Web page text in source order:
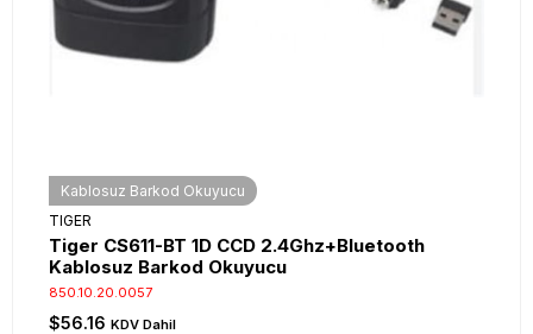
Kablosuz Barkod Okuyucu
TIGER
Tiger CS611-BT 1D CCD 2.4Ghz+Bluetooth
Kablosuz Barkod Okuyucu
850.10.20.0057
$56.16 KDV Dahil